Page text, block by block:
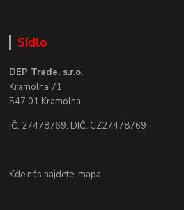
Sídlo
DEP Trade, s.r.o.
Kramolna 71
547 01 Kramolna
IČ: 27478769, DIČ: CZ27478769
Kde nás najdete, mapa